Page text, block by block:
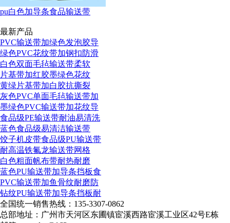
pu白色加导条食品输送带
最新产品
PVC输送带加绿色发泡胶导
绿色PVC花纹带加钢扣防滑
白色双面毛毡输送带柔软
片基带加红胶墨绿色花纹
黄绿片基带加白胶抗撕裂
灰色PVC单面毛毡输送带加
墨绿色PVC输送带加花纹导
食品级PE输送带耐油易清洗
蓝色食品级易清洁输送带
饺子机皮带食品级PU输送带
耐高温铁氟龙输送带网格
白色粗面帆布带耐热耐磨
蓝色PU输送带加导条挡板食
PVC输送带加鱼骨纹耐磨防
钻纹PU输送带加导条挡板耐
全国统一销售热线： 135-3307-0862
总部地址：广州市天河区东圃镇宦溪西路宦溪工业区42号E栋